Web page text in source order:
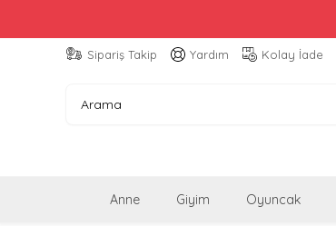
Sipariş Takip Yardım Kolay İade
Anne Giyim Oyuncak